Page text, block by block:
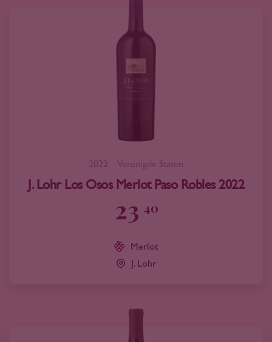
2022 Verenigde Staten
J. Lohr Los Osos Merlot Paso Robles 2022
23 40
Merlot
J. Lohr